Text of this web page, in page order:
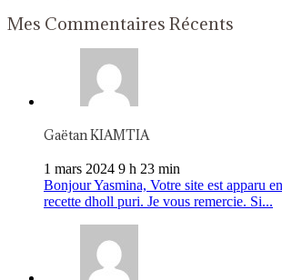
Mes Commentaires Récents
Gaëtan KIAMTIA
1 mars 2024 9 h 23 min
Bonjour Yasmina, Votre site est apparu
recette dholl puri. Je vous remercie. Si...